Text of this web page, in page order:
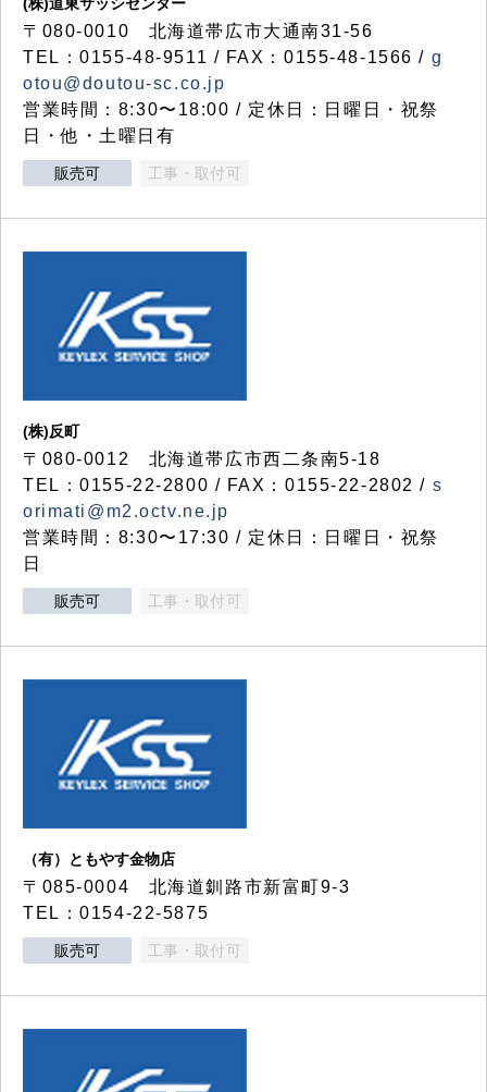
〒080-0010 北海道帯広市大通南31-56
TEL：0155-48-9511 / FAX：0155-48-1566 / g
otou@doutou-sc.co.jp
営業時間：8:30〜18:00 / 定休日：日曜日・祝祭
日・他・土曜日有
販売可 工事・取付可
(株)反町
〒080-0012 北海道帯広市西二条南5-18
TEL：0155-22-2800 / FAX：0155-22-2802 / s
orimati@m2.octv.ne.jp
営業時間：8:30〜17:30 / 定休日：日曜日・祝祭
日
販売可 工事・取付可
（有）ともやす金物店
〒085-0004 北海道釧路市新富町9-3
TEL：0154-22-5875
販売可 工事・取付可